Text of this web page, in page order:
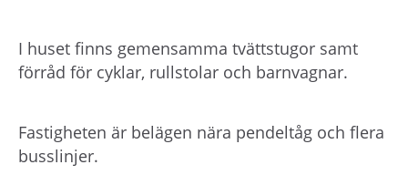
I huset finns gemensamma tvättstugor samt
förråd för cyklar, rullstolar och barnvagnar.
Fastigheten är belägen nära pendeltåg och flera
busslinjer.